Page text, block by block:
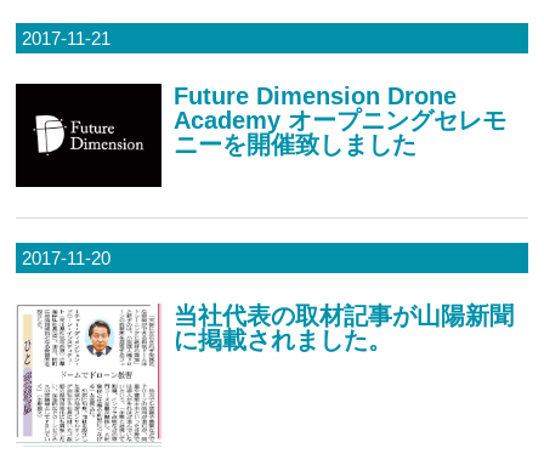
2017-11-21
Future Dimension Drone
Academy オープニングセレモ
ニーを開催致しました
2017-11-20
当社代表の取材記事が山陽新聞
に掲載されました。